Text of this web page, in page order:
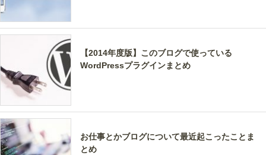
【2014年度版】このブログで使っている
WordPressプラグインまとめ
お仕事とかブログについて最近起こったことま
とめ